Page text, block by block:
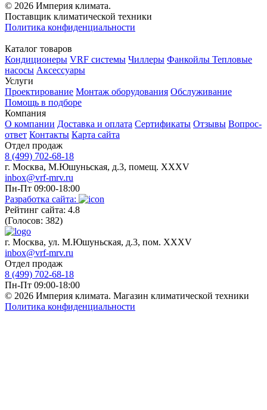
© 2026 Империя климата.
Поставщик климатической техники
Политика конфиденциальности
Каталог товаров
Кондиционеры VRF системы Чиллеры Фанкойлы Тепловые
насосы Аксессуары
Услуги
Проектирование Монтаж оборудования Обслуживание
Помощь в подборе
Компания
О компании Доставка и оплата Сертификаты Отзывы Вопрос-
ответ Контакты Карта сайта
Отдел продаж
8 (499) 702-68-18
г. Москва, М.Юшуньская, д.3, помещ. XXXV
inbox@vrf-mrv.ru
Пн-Пт 09:00-18:00
Разработка сайта:
Рейтинг сайта: 4.8
(Голосов: 382)
г. Москва, ул. М.Юшуньская, д.3, пом. XXXV
inbox@vrf-mrv.ru
Отдел продаж
8 (499) 702-68-18
Пн-Пт 09:00-18:00
© 2026 Империя климата. Магазин климатической техники
Политика конфиденциальности